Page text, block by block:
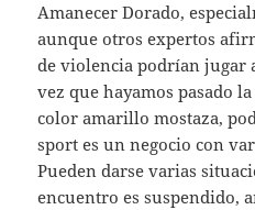
Amanecer Dorado,
aunque otros expertos
de violencia podrían jugar
vez que hayamos pasado
color amarillo mostaza,
sport es un negocio con
Pueden darse varias
encuentro es suspendido,